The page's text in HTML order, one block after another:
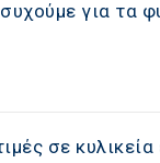
για τα
σε